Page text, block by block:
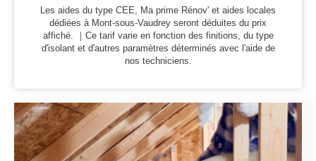
Les aides du type CEE, Ma prime Rénov' et aides locales
dédiées à Mont-sous-Vaudrey seront déduites du prix
affiché. ｜Ce tarif varie en fonction des finitions, du type
d'isolant et d'autres paramètres déterminés avec l'aide de
nos techniciens.